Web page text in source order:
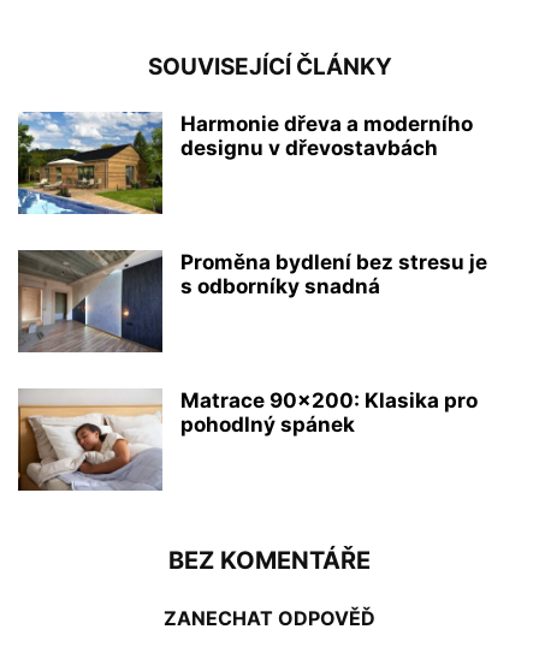
SOUVISEJÍCÍ ČLÁNKY
Harmonie dřeva a moderního
designu v dřevostavbách
Proměna bydlení bez stresu je
s odborníky snadná
Matrace 90×200: Klasika pro
pohodlný spánek
BEZ KOMENTÁŘE
ZANECHAT ODPOVĚĎ